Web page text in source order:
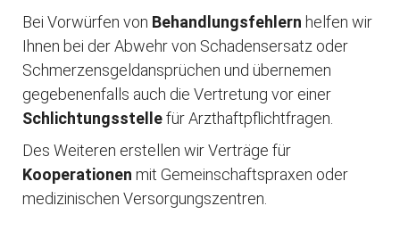
Bei Vorwürfen von Behandlungsfehlern helfen wir
Ihnen bei der Abwehr von Schadensersatz oder
Schmerzensgeldansprüchen und übernemen
gegebenenfalls auch die Vertretung vor einer
Schlichtungsstellefür Arzthaftpflichtfragen.
Des Weiteren erstellen wir Verträge für
Kooperationen mit Gemeinschaftspraxen oder
medizinischen Versorgungszentren.